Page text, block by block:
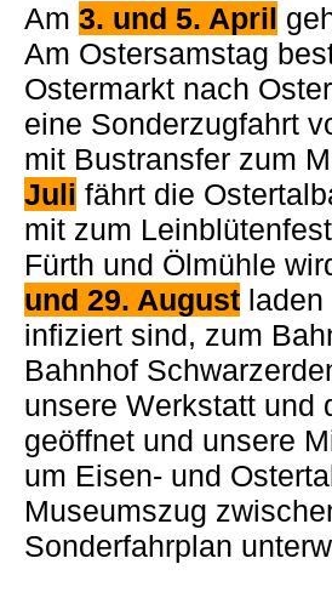
Am 3. und 5. April
Am Ostersamstag
Ostermarkt nach
eine Sonderzugfahrt
mit Bustransfer zum
Juli fährt die
mit zum
Fürth und Ölmühle
und 29. August
infiziert sind, zum
Bahnhof
unsere Werkstatt und
geöffnet und unsere
um Eisen- und
Museumszug
Sonderfahrplan